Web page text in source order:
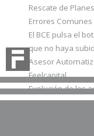
Rescate de
Errores Comunes
El BCE pulsa el
que no haya
Asesor
Feelcapital
Evolución de los